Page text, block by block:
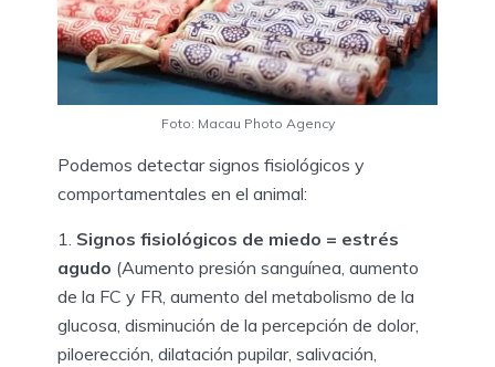
Foto: Macau Photo Agency
Podemos detectar signos fisiológicos y
comportamentales en el animal:
Signos fisiológicos de miedo = estrés
agudo (Aumento presión sanguínea, aumento
de la FC y FR, aumento del metabolismo de la
glucosa, disminución de la percepción de dolor,
piloerección, dilatación pupilar, salivación,